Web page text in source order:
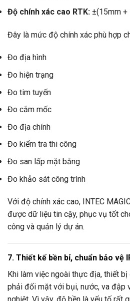
Độ chính xác cao RTK: ±(15mm +
Đây là mức độ chính xác phù hợp
Đo địa hình
Đo hiện trạng
Đo tim tuyến
Đo cắm mốc
Đo địa chính
Đo kiểm tra thi công
Đo san lấp mặt bằng
Đo khảo sát công trình
Với độ chính xác cao, INTEC
được dữ liệu tin cậy, phục vụ tốt
công và quản lý dự án.
7. Thiết kế bền bỉ, chuẩn bảo vệ
Khi làm việc ngoài thực địa, thiết
phải đối mặt với bụi, nước, va đập